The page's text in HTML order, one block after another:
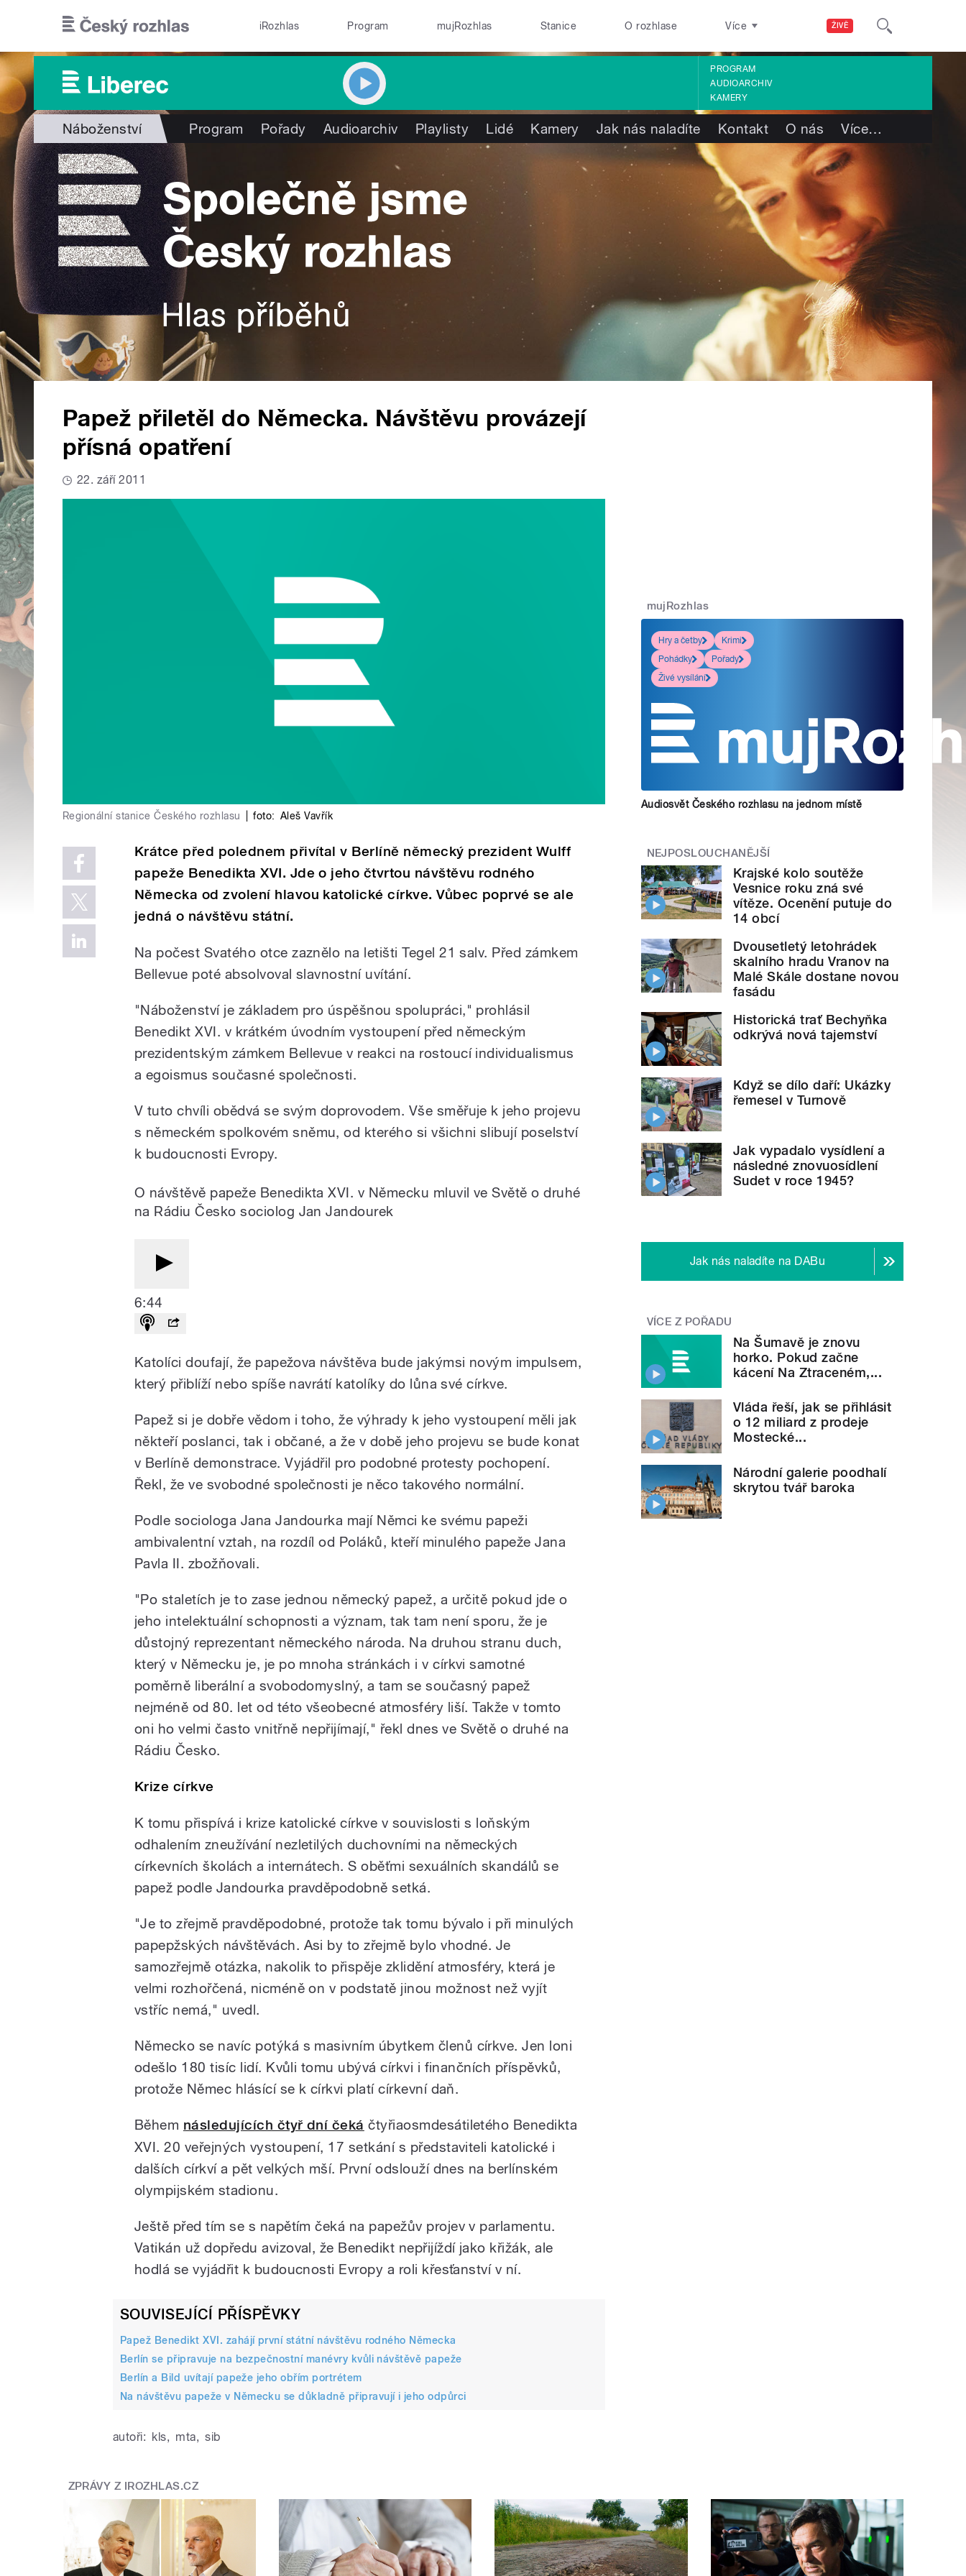
ŽIVĚ
iRozhlas Program mujRozhlas Stanice O rozhlase Více
PROGRAM
AUDIOARCHIV
KAMERY
Náboženství Program Pořady Audioarchiv Playlisty Lidé Kamery Jak nás naladíte Kontakt O nás Více…
Papež přiletěl do Německa. Návštěvu provázejí
přísná opatření
22. září 2011
Regionální stanice Českého rozhlasu foto: Aleš Vavřík
Krátce před polednem přivítal v Berlíně německý prezident Wulff
papeže Benedikta XVI. Jde o jeho čtvrtou návštěvu rodného
Německa od zvolení hlavou katolické církve. Vůbec poprvé se ale
jedná o návštěvu státní.
Na počest Svatého otce zaznělo na letišti Tegel 21 salv. Před zámkem
Bellevue poté absolvoval slavnostní uvítání.
"Náboženství je základem pro úspěšnou spolupráci," prohlásil
Benedikt XVI. v krátkém úvodním vystoupení před německým
prezidentským zámkem Bellevue v reakci na rostoucí individualismus
a egoismus současné společnosti.
V tuto chvíli obědvá se svým doprovodem. Vše směřuje k jeho projevu
s německém spolkovém sněmu, od kterého si všichni slibují poselství
k budoucnosti Evropy.
O návštěvě papeže Benedikta XVI. v Německu mluvil ve Světě o druhé
na Rádiu Česko sociolog Jan Jandourek
6:44
Katolíci doufají, že papežova návštěva bude jakýmsi novým impulsem,
který přiblíží nebo spíše navrátí katolíky do lůna své církve.
Papež si je dobře vědom i toho, že výhrady k jeho vystoupení měli jak
někteří poslanci, tak i občané, a že v době jeho projevu se bude konat
v Berlíně demonstrace. Vyjádřil pro podobné protesty pochopení.
Řekl, že ve svobodné společnosti je něco takového normální.
Podle sociologa Jana Jandourka mají Němci ke svému papeži
ambivalentní vztah, na rozdíl od Poláků, kteří minulého papeže Jana
Pavla II. zbožňovali.
"Po staletích je to zase jednou německý papež, a určitě pokud jde o
jeho intelektuální schopnosti a význam, tak tam není sporu, že je
důstojný reprezentant německého národa. Na druhou stranu duch,
který v Německu je, je po mnoha stránkách i v církvi samotné
poměrně liberální a svobodomyslný, a tam se současný papež
nejméně od 80. let od této všeobecné atmosféry liší. Takže v tomto
oni ho velmi často vnitřně nepřijímají," řekl dnes ve Světě o druhé na
Rádiu Česko.
Krize církve
K tomu přispívá i krize katolické církve v souvislosti s loňským
odhalením zneužívání nezletilých duchovními na německých
církevních školách a internátech. S oběťmi sexuálních skandálů se
papež podle Jandourka pravděpodobně setká.
"Je to zřejmě pravděpodobné, protože tak tomu bývalo i při minulých
papepžských návštěvách. Asi by to zřejmě bylo vhodné. Je
samozřejmě otázka, nakolik to přispěje zklidění atmosféry, která je
velmi rozhořčená, nicméně on v podstatě jinou možnost než vyjít
vstříc nemá," uvedl.
Německo se navíc potýká s masivním úbytkem členů církve. Jen loni
odešlo 180 tisíc lidí. Kvůli tomu ubývá církvi i finančních příspěvků,
protože Němec hlásící se k církvi platí církevní daň.
Během následujících čtyř dní čeká čtyřiaosmdesátiletého Benedikta
XVI. 20 veřejných vystoupení, 17 setkání s představiteli katolické i
dalších církví a pět velkých mší. První odslouží dnes na berlínském
olympijském stadionu.
Ještě před tím se s napětím čeká na papežův projev v parlamentu.
Vatikán už dopředu avizoval, že Benedikt nepřijíždí jako křižák, ale
hodlá se vyjádřit k budoucnosti Evropy a roli křesťanství v ní.
SOUVISEJÍCÍ PŘÍSPĚVKY
Papež Benedikt XVI. zahájí první státní návštěvu rodného Německa
Berlín se připravuje na bezpečnostní manévry kvůli návštěvě papeže
Berlín a Bild uvítají papeže jeho obřím portrétem
Na návštěvu papeže v Německu se důkladně připravují i jeho odpůrci
autoři: kls, mta, sib
mujRozhlas
Hry a četby
Krimi
Pohádky
Pořady
Živé vysílání
Audiosvět Českého rozhlasu na jednom místě
NEJPOSLOUCHANĚJŠÍ
Krajské kolo soutěže
Vesnice roku zná své
vítěze. Ocenění putuje do
14 obcí
Dvousetletý letohrádek
skalního hradu Vranov na
Malé Skále dostane novou
fasádu
Historická trať Bechyňka
odkrývá nová tajemství
Když se dílo daří: Ukázky
řemesel v Turnově
Jak vypadalo vysídlení a
následné znovuosídlení
Sudet v roce 1945?
Jak nás naladíte na DABu
VÍCE Z POŘADU
Na Šumavě je znovu
horko. Pokud začne
kácení Na Ztraceném,...
Vláda řeší, jak se přihlásit
o 12 miliard z prodeje
Mostecké...
Národní galerie poodhalí
skrytou tvář baroka
ZPRÁVY Z IROZHLAS.CZ